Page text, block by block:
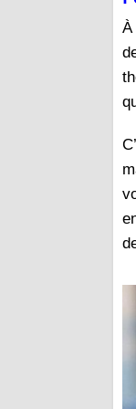
À